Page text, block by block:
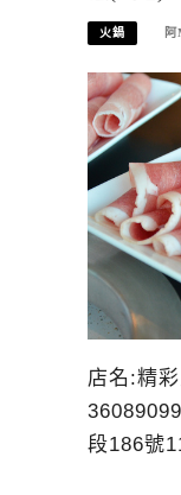
火鍋 阿
店名:精
段186號